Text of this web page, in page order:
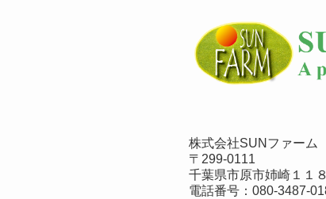
株式会社SUNファーム
〒299-0111
千葉県市原市姉崎１１
電話番号： 080-3487-